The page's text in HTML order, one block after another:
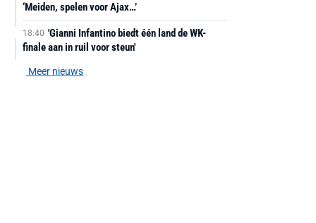
‘Meiden, spelen voor Ajax…’
18:40 'Gianni Infantino biedt één land de WK-
finale aan in ruil voor steun'
Meer nieuws